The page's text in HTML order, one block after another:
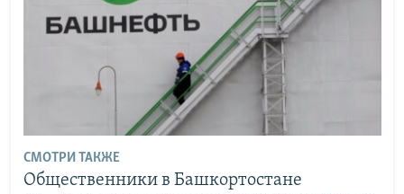
СМОТРИ ТАКЖЕ
Общественники в Башкортостане